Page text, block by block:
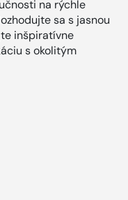
na rýchle
sa s jasnou
inšpiratívne
s okolitým